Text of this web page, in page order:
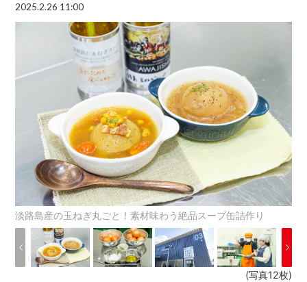
2025.2.26 11:00
淡路島産の玉ねぎ丸ごと！素材味わう絶品スープ缶詰作り
(写真12枚)